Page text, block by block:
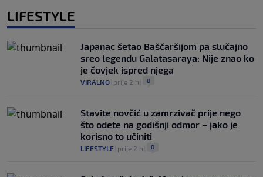
LIFESTYLE
Japanac šetao Baščaršijom pa slučajno
sreo legendu Galatasaraya: Nije znao ko
je čovjek ispred njega
VIRALNO prije 2 h 0
Stavite novčić u zamrzivač prije nego
što odete na godišnji odmor – jako je
korisno to učiniti
LIFESTYLE prije 2 h 0